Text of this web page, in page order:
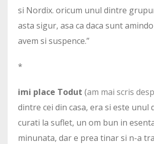
si Nordix. oricum unul dintre
asta sigur, asa ca daca sunt
avem si suspence.”
*
imi place Todut (am mai scris
dintre cei din casa, era si este unul
curati la suflet, un om bun in
minunata, dar e prea tinar si n-a